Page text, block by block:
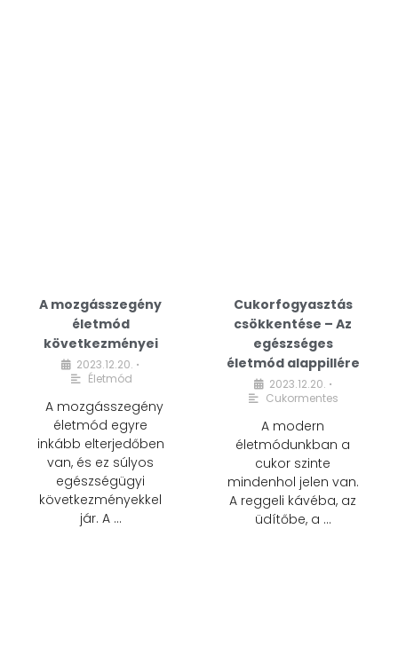
A mozgásszegény
életmód
következményei
2023.12.20. •
Életmód
A mozgásszegény
életmód egyre
inkább elterjedőben
van, és ez súlyos
egészségügyi
következményekkel
jár. A …
Cukorfogyasztás
csökkentése – Az
egészséges
életmód alappillére
2023.12.20. •
Cukormentes
A modern
életmódunkban a
cukor szinte
mindenhol jelen van.
A reggeli kávéba, az
üdítőbe, a …